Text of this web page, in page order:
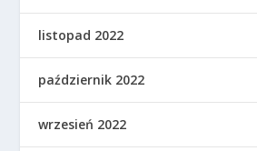
listopad 2022
październik 2022
wrzesień 2022